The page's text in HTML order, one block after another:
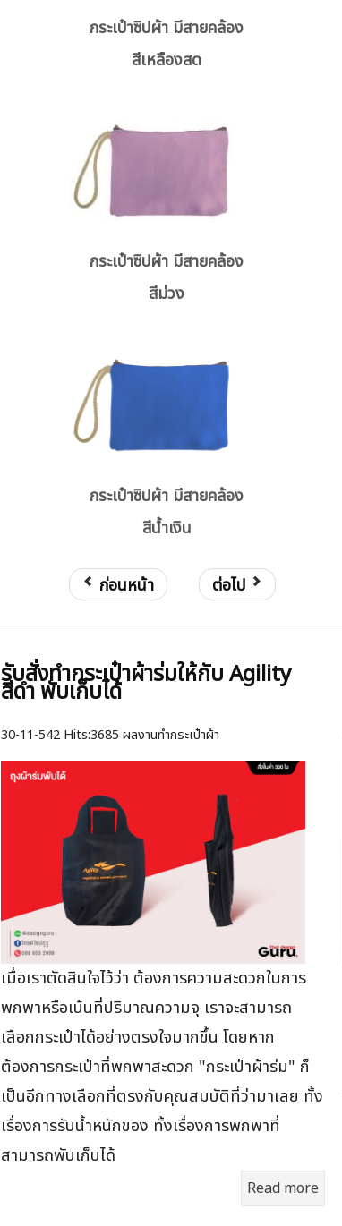
กระเป๋าซิปผ้า มีสายคล้อง
สีเหลืองสด
กระเป๋าซิปผ้า มีสายคล้อง
สีม่วง
กระเป๋าซิปผ้า มีสายคล้อง
สีน้ำเงิน
ก่อนหน้า ต่อไป
รับสั่งทำกระเป๋าผ้าร่มให้กับ Agility
สีดำ พับเก็บได้
30-11-542 Hits:3685 ผลงานทำกระเป๋าผ้า
เมื่อเราตัดสินใจไว้ว่า ต้องการความสะดวกในการ
พกพาหรือเน้นที่ปริมาณความจุ เราจะสามารถ
เลือกกระเป๋าได้อย่างตรงใจมากขึ้น โดยหาก
ต้องการกระเป๋าที่พกพาสะดวก "กระเป๋าผ้าร่ม" ก็
เป็นอีกทางเลือกที่ตรงกับคุณสมบัติที่ว่ามาเลย ทั้ง
เรื่องการรับน้ำหนักของ ทั้งเรื่องการพกพาที่
สามารถพับเก็บได้
Read more